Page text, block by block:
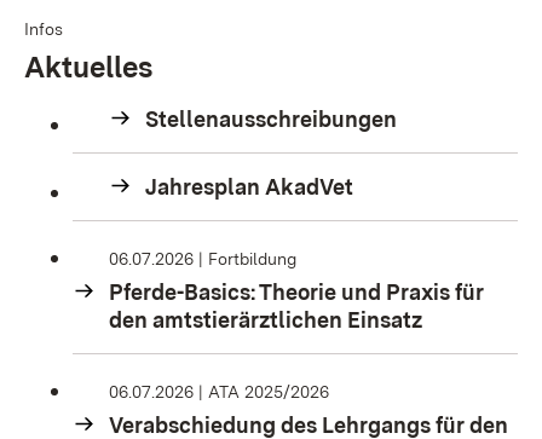
Infos
Aktuelles
Stellenausschreibungen
Jahresplan AkadVet
06.07.2026 Fortbildung
Pferde-Basics: Theorie und Praxis für
den amtstierärztlichen Einsatz
06.07.2026 ATA 2025/2026
Verabschiedung des Lehrgangs für den